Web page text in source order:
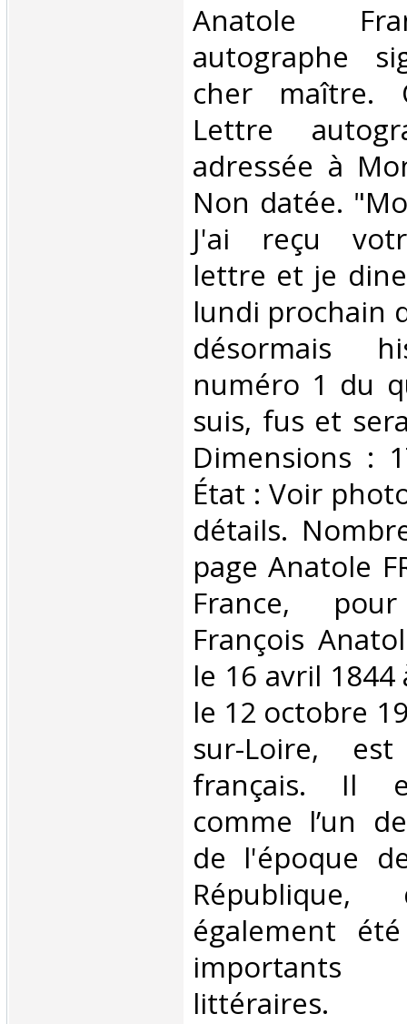
‎Anatole
autographe
cher maître.
Lettre
adressée à
Non datée.
J'ai reçu
lettre et je
lundi prochain
désormais
numéro 1 du
suis, fus et
Dimensions :
État : Voir
détails.
page Anatole
France,
François
le 16 avril
le 12 octobre
sur-Loire,
français. Il
comme l’un
de l'époque
également
littéraires.‎